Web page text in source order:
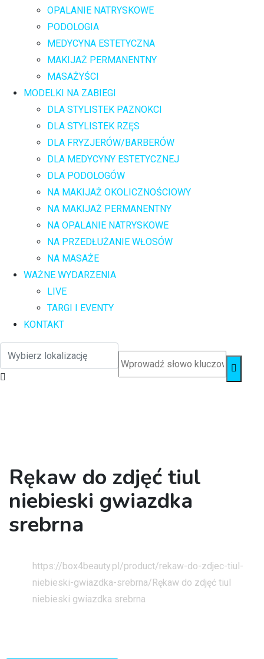
OPALANIE NATRYSKOWE
PODOLOGIA
MEDYCYNA ESTETYCZNA
MAKIJAŻ PERMANENTNY
MASAŻYŚCI
MODELKI NA ZABIEGI
DLA STYLISTEK PAZNOKCI
DLA STYLISTEK RZĘS
DLA FRYZJERÓW/BARBERÓW
DLA MEDYCYNY ESTETYCZNEJ
DLA PODOLOGÓW
NA MAKIJAŻ OKOLICZNOŚCIOWY
NA MAKIJAŻ PERMANENTNY
NA OPALANIE NATRYSKOWE
NA PRZEDŁUŻANIE WŁOSÓW
NA MASAŻE
WAŻNE WYDARZENIA
LIVE
TARGI I EVENTY
KONTAKT
Rękaw do zdjęć tiul
niebieski gwiazdka
srebrna
https://box4beauty.pl/product/rekaw-do-zdjec-tiul-
niebieski-gwiazdka-srebrna/Rękaw do zdjęć tiul
niebieski gwiazdka srebrna